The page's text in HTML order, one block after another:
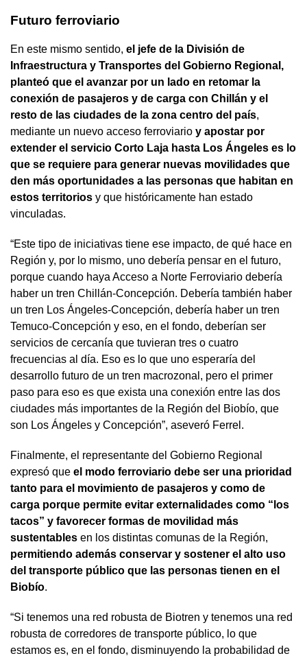
Futuro ferroviario
En este mismo sentido, el jefe de la División de
Infraestructura y Transportes del Gobierno Regional,
planteó que el avanzar por un lado en retomar la
conexión de pasajeros y de carga con Chillán y el
resto de las ciudades de la zona centro del país,
mediante un nuevo acceso ferroviario y apostar por
extender el servicio Corto Laja hasta Los Ángeles es lo
que se requiere para generar nuevas movilidades que
den más oportunidades a las personas que habitan en
estos territorios y que históricamente han estado
vinculadas.
“Este tipo de iniciativas tiene ese impacto, de qué hace en
Región y, por lo mismo, uno debería pensar en el futuro,
porque cuando haya Acceso a Norte Ferroviario debería
haber un tren Chillán-Concepción. Debería también haber
un tren Los Ángeles-Concepción, debería haber un tren
Temuco-Concepción y eso, en el fondo, deberían ser
servicios de cercanía que tuvieran tres o cuatro
frecuencias al día. Eso es lo que uno esperaría del
desarrollo futuro de un tren macrozonal, pero el primer
paso para eso es que exista una conexión entre las dos
ciudades más importantes de la Región del Biobío, que
son Los Ángeles y Concepción”, aseveró Ferrel.
Finalmente, el representante del Gobierno Regional
expresó que el modo ferroviario debe ser una prioridad
tanto para el movimiento de pasajeros y como de
carga porque permite evitar externalidades como “los
tacos” y favorecer formas de movilidad más
sustentables en los distintas comunas de la Región,
permitiendo además conservar y sostener el alto uso
del transporte público que las personas tienen en el
Biobío.
“Si tenemos una red robusta de Biotren y tenemos una red
robusta de corredores de transporte público, lo que
estamos es, en el fondo, disminuyendo la probabilidad de